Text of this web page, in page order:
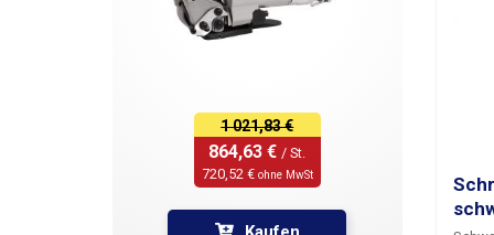
1 021,83 €
864,63 € / St.
720,52 € ohne MwSt
den